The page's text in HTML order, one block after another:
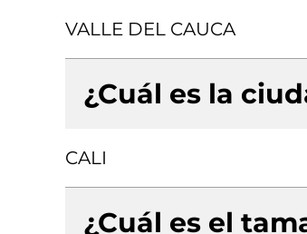
VALLE DEL CAUCA
¿Cuál es la
CALI
¿Cuál es el